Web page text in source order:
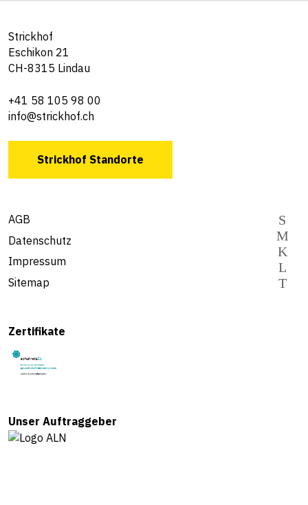
Strickhof
Eschikon 21
CH-8315 Lindau
+41 58 105 98 00
info@strickhof.ch
Strickhof Standorte
AGB
Datenschutz
Impressum
Sitemap
Zertifikate
Unser Auftraggeber